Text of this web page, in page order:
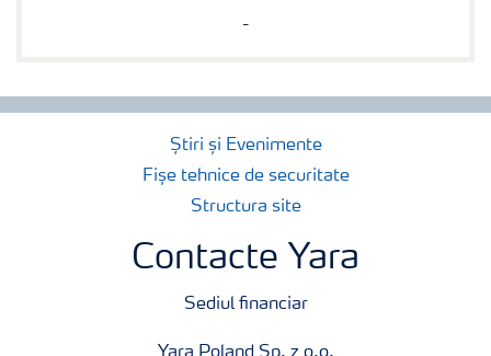
-
Știri și Evenimente
Fișe tehnice de securitate
Structura site
Contacte Yara
Sediul financiar
Yara Poland Sp. z o.o.